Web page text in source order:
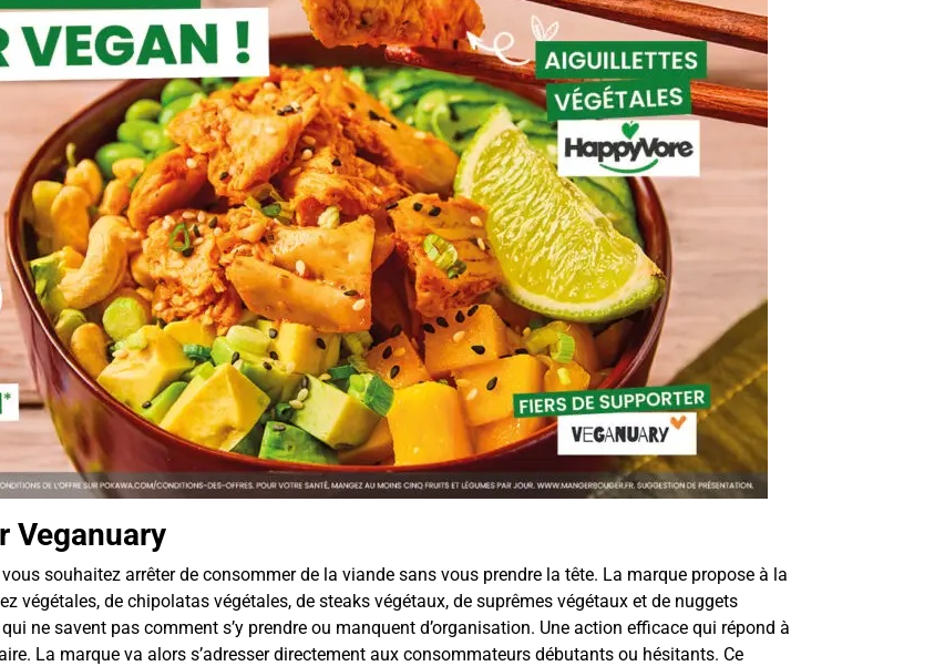
Veganuary
souhaitez arrêter de consommer de la viande sans vous prendre la tête. La marque propose à la
végétales, de chipolatas végétales, de steaks végétaux, de suprêmes végétaux et de nuggets
ne savent pas comment s’y prendre ou manquent d’organisation. Une action efficace qui répond à
La marque va alors s’adresser directement aux consommateurs débutants ou hésitants. Ce